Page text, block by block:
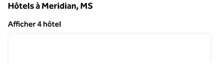
Hôtels à Meridian, MS
Afficher 4 hôtel
Afficher 4 hôtel
1 sur 10